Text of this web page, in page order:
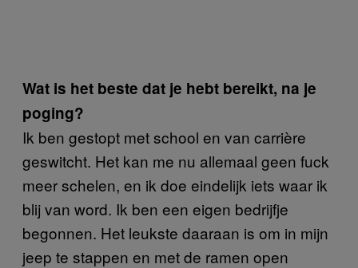
Wat is het beste dat je hebt bereikt, na je
poging?
Ik ben gestopt met school en van carrière
geswitcht. Het kan me nu allemaal geen fuck
meer schelen, en ik doe eindelijk iets waar ik
blij van word. Ik ben een eigen bedrijfje
begonnen. Het leukste daaraan is om in mijn
jeep te stappen en met de ramen open